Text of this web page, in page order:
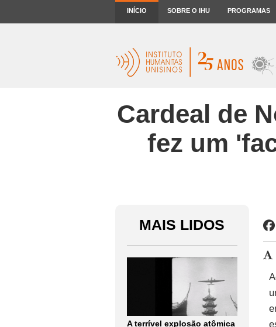
INÍCIO SOBRE O IHU PROGRAMAS
Cardeal de
fez um
MAIS LIDOS
A terrível explosão atômica